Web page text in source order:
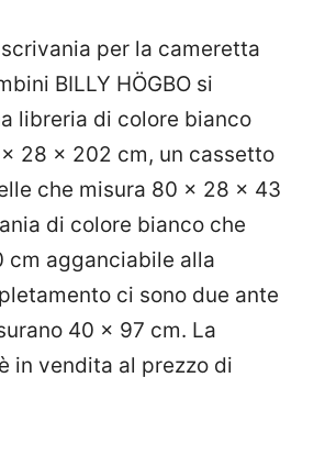
per la cameretta
BILLY HÖGBO si
libreria di colore bianco
28 x 202 cm, un cassetto
che misura 80 x 28 x 43
di colore bianco che
cm agganciabile alla
ci sono due ante
40 x 97 cm. La
in vendita al prezzo di